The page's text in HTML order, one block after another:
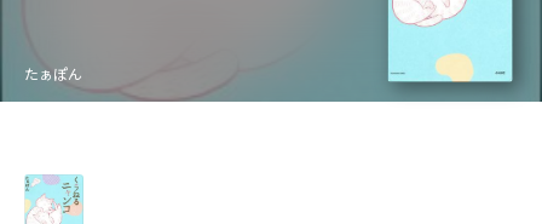
たぁぽん